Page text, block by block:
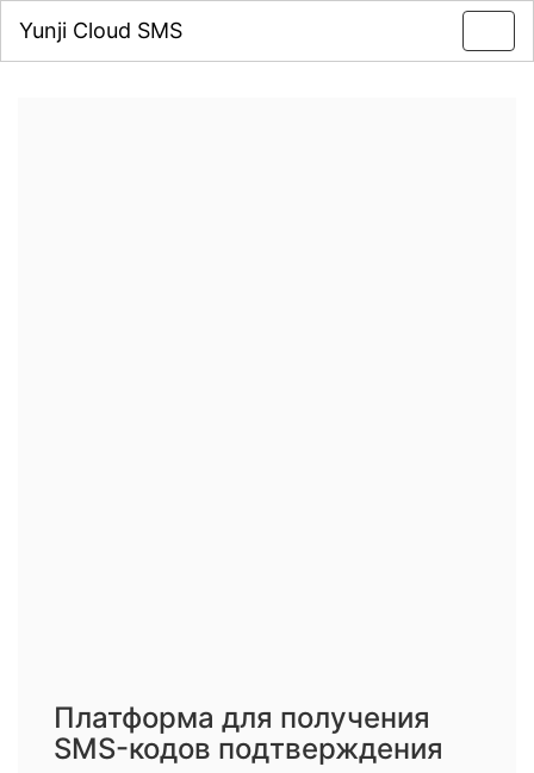
Yunji Cloud SMS
Платформа для получения
SMS-кодов подтверждения